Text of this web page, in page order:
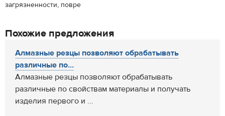
загрязненности, повре
Похожие предложения
Алмазные резцы позволяют обрабатывать
различные по...
Алмазные резцы позволяют обрабатывать
различные по свойствам материалы и получать
изделия первого и ...